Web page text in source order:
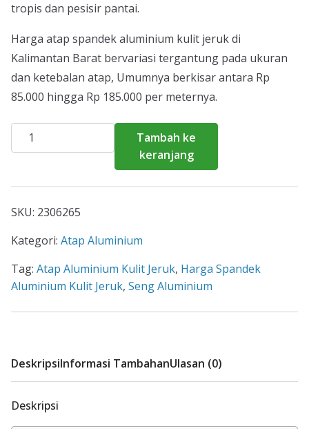
tropis dan pesisir pantai.
Harga atap spandek aluminium kulit jeruk di
Kalimantan Barat bervariasi tergantung pada ukuran
dan ketebalan atap, Umumnya berkisar antara Rp
85.000 hingga Rp 185.000 per meternya.
Kuantitas
Atap
Jeruk
Kalimantan
Barat
Tambah ke
keranjang
SKU: 2306265
Kategori: Atap Aluminium
Tag: Atap Aluminium Kulit Jeruk, Harga Spandek
Aluminium Kulit Jeruk, Seng Aluminium
DeskripsiInformasi TambahanUlasan (0)
Deskripsi